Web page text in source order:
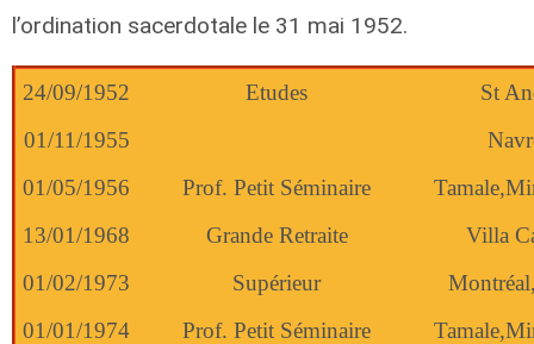
l’ordination sacerdotale le 31 mai 1952.
24/09/1952 Etudes
St
01/11/1955
01/05/1956
Prof. Petit Séminaire
13/01/1968
Grande Retraite
Villa
01/02/1973
Supérieur
01/01/1974
Prof. Petit Séminaire